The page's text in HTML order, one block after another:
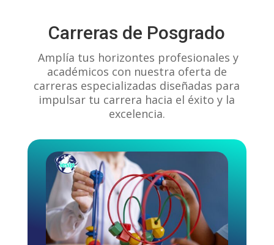
1 0
Carreras de Posgrado
Amplía tus horizontes profesionales y
académicos con nuestra oferta de
carreras especializadas diseñadas para
impulsar tu carrera hacia el éxito y la
excelencia.